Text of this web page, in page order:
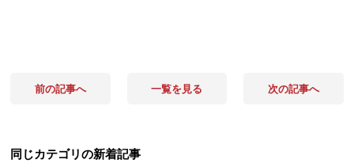
前の記事へ 一覧を見る 次の記事へ
同じカテゴリの新着記事